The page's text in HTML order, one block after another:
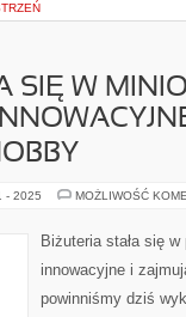
SIĘ W
- 2025 MOŻLIWOŚĆ
Biżuteria stała się
innowacyjne i
powinniśmy dziś